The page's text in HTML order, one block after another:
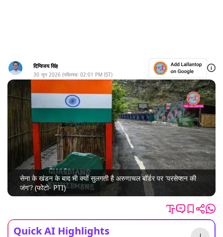
दिग्विजय सिंह
30 जून 2026 (पब्लिश्ड: 02:01 PM IST)
सेना के खंडन के बाद भी क्यों सुलगती है अरुणाचल बॉर्डर पर 'परसेप्शन की
जंग'? (फोटो- PTI)
Quick AI Highlights